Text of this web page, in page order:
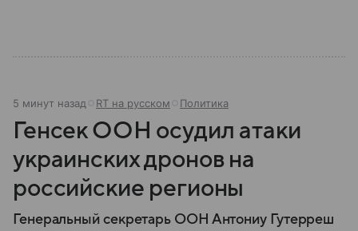
5 минут назад RT на русском Политика
Генсек ООН осудил атаки
украинских дронов на
российские регионы
Генеральный секретарь ООН Антониу Гутерреш